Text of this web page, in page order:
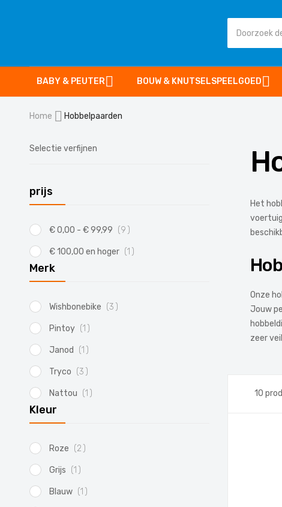
BABY & PEUTER BOUW & KNUTSELSPEELGOED
Home Hobbelpaarden
Het
Onze
Jouw
zeer
10
Selectie verfijnen
prijs
€ 0,00 - € 99,99 9 product
€ 100,00 en hoger 1 product
Merk
Wishbonebike 3 product
Pintoy 1 product
Janod 1 product
Tryco 3 product
Nattou 1 product
Kleur
Roze 2 product
Grijs 1 product
Blauw 1 product